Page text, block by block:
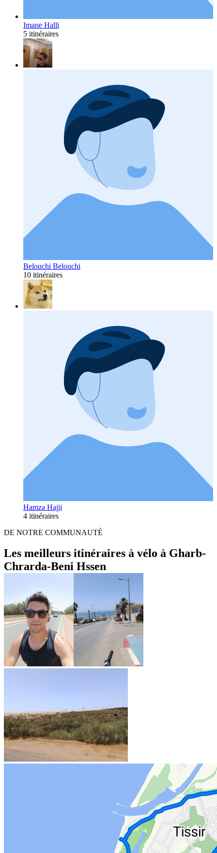
Imane Halli
5 itinéraires
Belouchi Belouchi
10 itinéraires
Hamza Hajji
4 itinéraires
DE NOTRE COMMUNAUTÉ
Les meilleurs itinéraires à vélo à Gharb-
Chrarda-Beni Hssen